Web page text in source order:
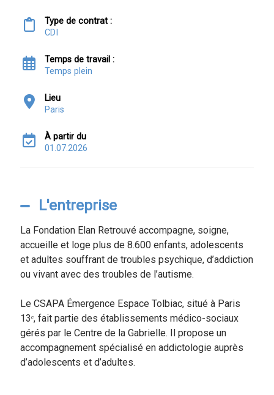
Type de contrat :
CDI
Temps de travail :
Temps plein
Lieu
Paris
À partir du
01.07.2026
L'entreprise
La Fondation Elan Retrouvé accompagne, soigne,
accueille et loge plus de 8.600 enfants, adolescents
et adultes souffrant de troubles psychique, d’addiction
ou vivant avec des troubles de l’autisme.
Le CSAPA Émergence Espace Tolbiac, situé à Paris
13ᵉ, fait partie des établissements médico-sociaux
gérés par le Centre de la Gabrielle. Il propose un
accompagnement spécialisé en addictologie auprès
d’adolescents et d’adultes.